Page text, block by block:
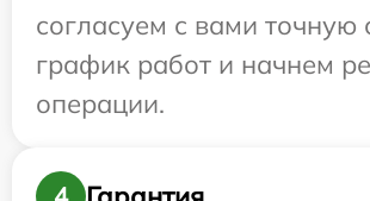
согласуем с вами точную
график работ и начнем
операции.